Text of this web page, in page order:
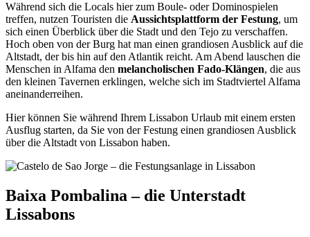
Während sich die Locals hier zum Boule- oder Dominospielen
treffen, nutzen Touristen die Aussichtsplattform der Festung, um
sich einen Überblick über die Stadt und den Tejo zu verschaffen.
Hoch oben von der Burg hat man einen grandiosen Ausblick auf die
Altstadt, der bis hin auf den Atlantik reicht. Am Abend lauschen die
Menschen in Alfama den melancholischen Fado-Klängen, die aus
den kleinen Tavernen erklingen, welche sich im Stadtviertel Alfama
aneinanderreihen.
Hier können Sie während Ihrem Lissabon Urlaub mit einem ersten
Ausflug starten, da Sie von der Festung einen grandiosen Ausblick
über die Altstadt von Lissabon haben.
Baixa Pombalina – die Unterstadt
Lissabons